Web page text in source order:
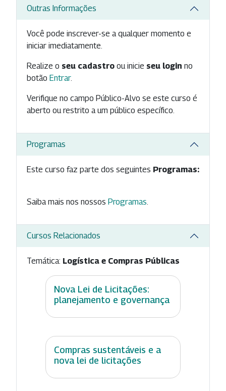
Outras Informações
Você pode inscrever-se a qualquer momento e
iniciar imediatamente.
Realize o seu cadastro ou inicie seu login no
botão Entrar.
Verifique no campo Público-Alvo se este curso é
aberto ou restrito a um público específico.
Programas
Este curso faz parte dos seguintes Programas:
Saiba mais nos nossos Programas
Cursos Relacionados
Temática: Logística e Compras Públicas
Nova Lei de Licitações:
planejamento e governança
Compras sustentáveis e a
nova lei de licitações